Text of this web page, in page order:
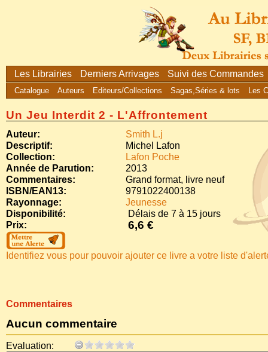
Les Librairies Derniers Arrivages Suivi des Commandes
Catalogue Auteurs Editeurs/Collections Sagas,Séries & lots Les
Un Jeu Interdit 2 - L'Affrontement
Auteur:
Smith L.j
Descriptif:
Michel Lafon
Collection:
Lafon Poche
Année de Parution:
2013
Commentaires:
Grand format, livre neuf
ISBN/EAN13:
9791022400138
Rayonnage:
Jeunesse
Disponibilité:
Délais de 7 à 15 jours
Prix:
6,6 €
Identifiez vous pour pouvoir ajouter ce livre a votre liste
Commentaires
Aucun commentaire
Evaluation: